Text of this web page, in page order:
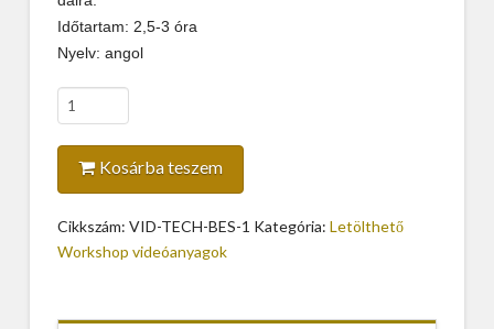
Időtartam: 2,5-3 óra
Nyelv: angol
TREASURED
TARAB
mennyiség
Kosárba teszem
Cikkszám: VID-TECH-BES-1 Kategória: Letölthető
Workshop videóanyagok